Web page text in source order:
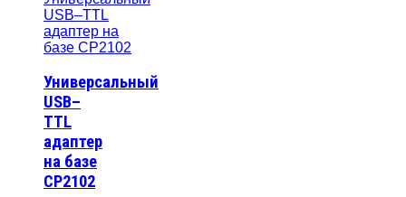
Универсальный
USB–
TTL
адаптер
на базе
CP2102